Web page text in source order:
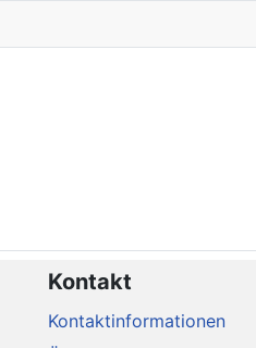
Kontakt
Kontaktinformationen